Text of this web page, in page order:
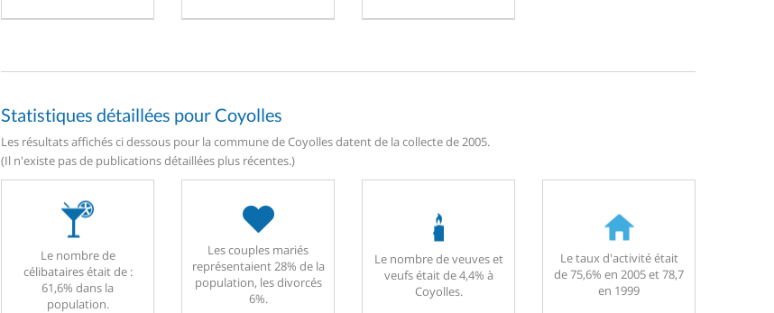
Statistiques détaillées pour Coyolles
Les résultats affichés ci dessous pour la commune de Coyolles datent de la collecte de 2005.
(Il n'existe pas de publications détaillées plus récentes.)
Le nombre de
célibataires était de :
61,6% dans la
population.
Les couples mariés
représentaient 28% de la
population, les divorcés
6%.
Le nombre de veuves et
veufs était de 4,4% à
Coyolles.
Le taux d'activité était
de 75,6% en 2005 et 78,7
en 1999